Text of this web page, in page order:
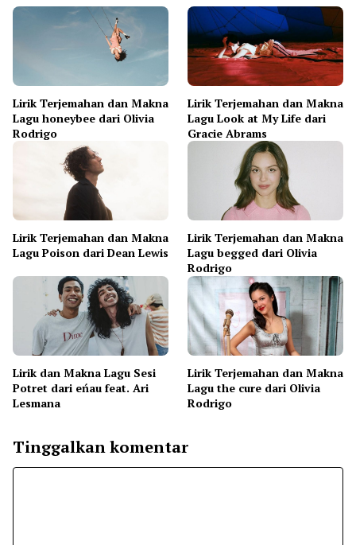
Lirik Terjemahan dan Makna
Lagu honeybee dari Olivia
Rodrigo
Lirik Terjemahan dan Makna
Lagu Look at My Life dari
Gracie Abrams
Lirik Terjemahan dan Makna
Lagu Poison dari Dean Lewis
Lirik Terjemahan dan Makna
Lagu begged dari Olivia
Rodrigo
Lirik dan Makna Lagu Sesi
Potret dari eńau feat. Ari
Lesmana
Lirik Terjemahan dan Makna
Lagu the cure dari Olivia
Rodrigo
Tinggalkan komentar